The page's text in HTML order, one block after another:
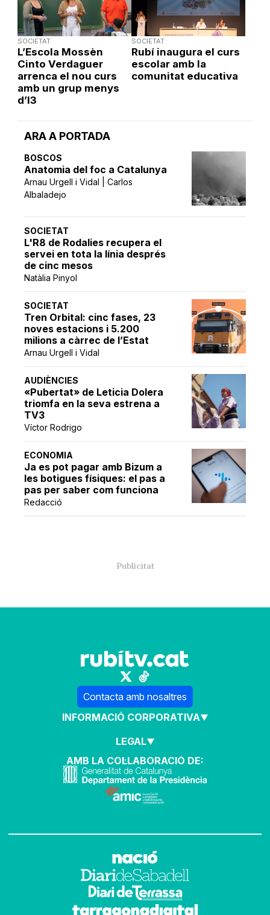
ARA A PORTADA
BOSCOS
Anatomia del foc a Catalunya
Arnau Urgell i Vidal | Carlos
Albaladejo
SOCIETAT
L'R8 de Rodalies recupera el
servei en tota la línia després
de cinc mesos
Natàlia Pinyol
SOCIETAT
Tren Orbital: cinc fases, 23
noves estacions i 5.200
milions a càrrec de l’Estat
Arnau Urgell i Vidal
AUDIÈNCIES
«Pubertat» de Leticia Dolera
triomfa en la seva estrena a
TV3
Víctor Rodrigo
ECONOMIA
Ja es pot pagar amb Bizum a
les botigues físiques: el pas a
pas per saber com funciona
Redacció
SOCIETAT
L’Escola Mossèn
Cinto Verdaguer
arrenca el nou curs
amb un grup menys
d’I3
SOCIETAT
Rubí inaugura el curs
escolar amb la
comunitat educativa
Contacta amb nosaltres
INFORMACIÓ CORPORATIVA
LEGAL
AMB LA COL·LABORACIÓ DE: